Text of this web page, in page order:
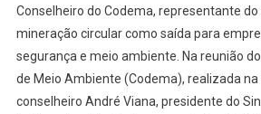
Conselheiro do Codema, representante
mineração circular como saída para
segurança e meio ambiente. Na reunião
de Meio Ambiente (Codema), realizada
conselheiro André Viana, presidente do